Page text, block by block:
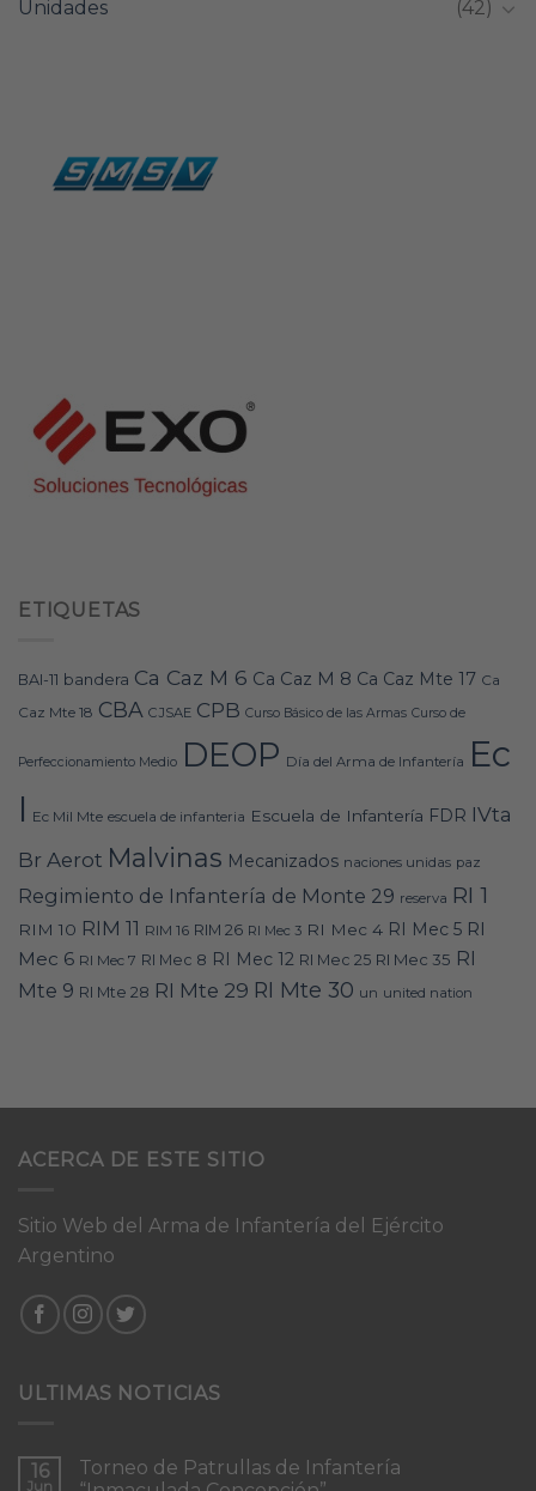
Unidades
(42)
ETIQUETAS
BAI-11 bandera Ca Caz M 6 Ca Caz M 8 Ca Caz Mte 17 Ca
Caz Mte 18 CBA CJSAE CPB Curso Básico de las Armas Curso de
Perfeccionamiento Medio DEOP Día del Arma de Infantería Ec
I Ec Mil Mte escuela de infanteria Escuela de Infantería FDR IVta
Br Aerot Malvinas Mecanizados naciones unidas paz
Regimiento de Infantería de Monte 29 reserva RI 1
RIM 10 RIM 11 RIM 16 RIM 26 RI Mec 3 RI Mec 4 RI Mec 5 RI
Mec 6 RI Mec 7 RI Mec 8 RI Mec 12 RI Mec 25 RI Mec 35 RI
Mte 9 RI Mte 28 RI Mte 29 RI Mte 30 un united nation
ACERCA DE ESTE SITIO
Sitio Web del Arma de Infantería del Ejército
Argentino
ULTIMAS NOTICIAS
16
Jun
Torneo de Patrullas de Infantería